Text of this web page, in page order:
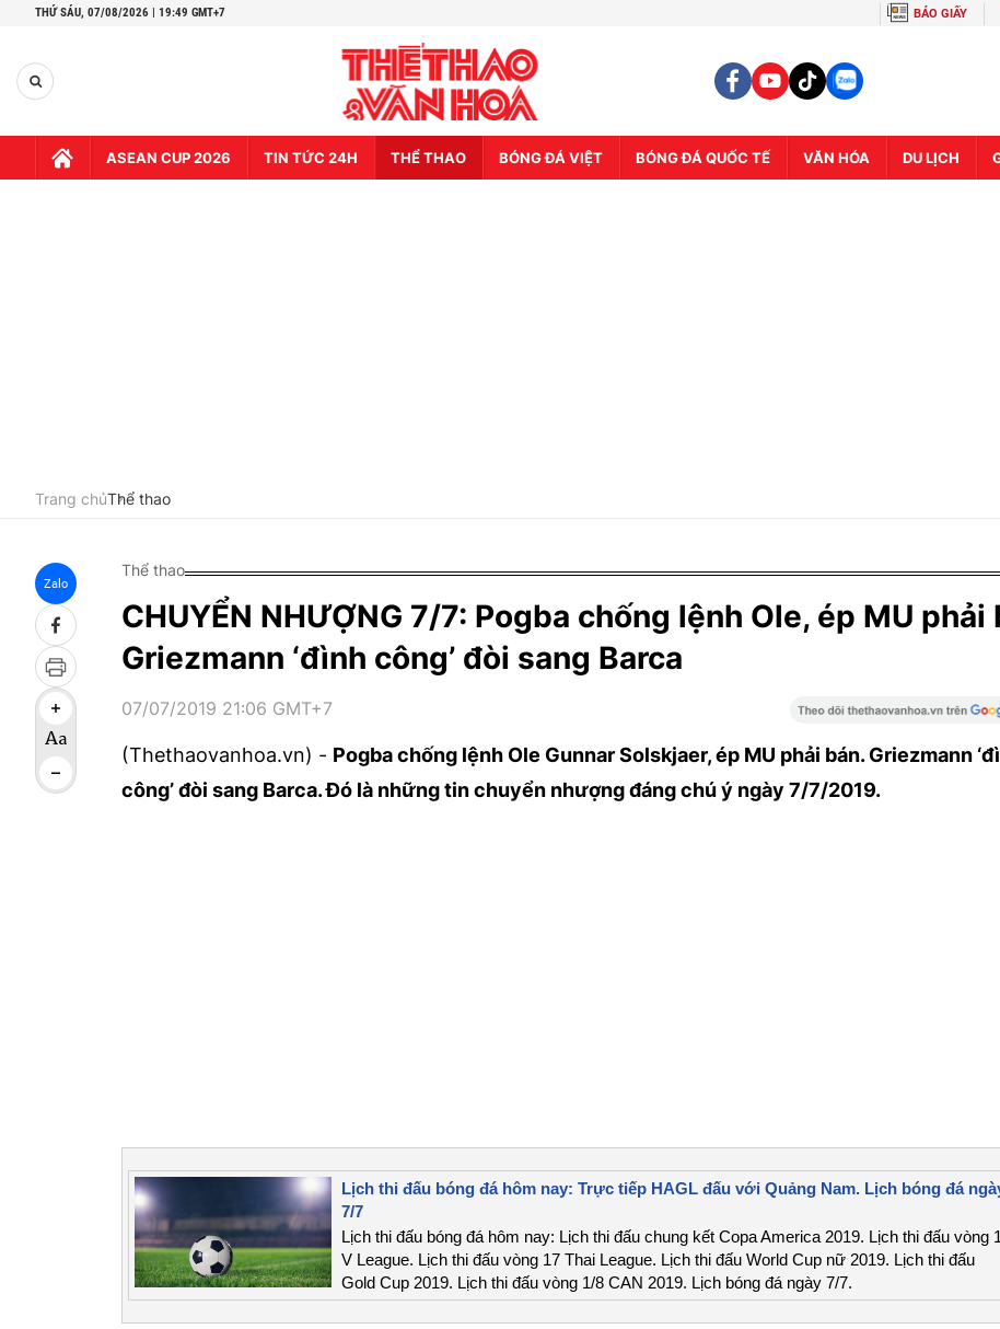
THỨ SÁU, 07/08/2026 | 19:49 GMT+7 BÁO GIẤY
ASEAN CUP 2026 TIN TỨC 24H THỂ THAO BÓNG ĐÁ VIỆT BÓNG ĐÁ QUỐC TẾ VĂN HÓA DU LỊCH
Trang chủThể thao
Zalo
Thể thao
CHUYỂN NHƯỢNG 7/7: Pogba chống lệnh Ole, ép MU phải
Griezmann ‘đình công’ đòi sang Barca
07/07/2019 21:06 GMT+7
(Thethaovanhoa.vn) - Pogba chống lệnh Ole Gunnar Solskjaer, ép MU phải bán. Griezmann
công’ đòi sang Barca. Đó là những tin chuyển nhượng đáng chú ý ngày 7/7/2019.
Lịch thi đấu bóng đá hôm nay: Trực tiếp HAGL đấu với Quảng Nam. Lịch bóng đá
7/7
Lịch thi đấu bóng đá hôm nay: Lịch thi đấu chung kết Copa America 2019. Lịch thi đấu vòng
V League. Lịch thi đấu vòng 17 Thai League. Lịch thi đấu World Cup nữ 2019. Lịch thi đấu
Gold Cup 2019. Lịch thi đấu vòng 1/8 CAN 2019. Lịch bóng đá ngày 7/7.